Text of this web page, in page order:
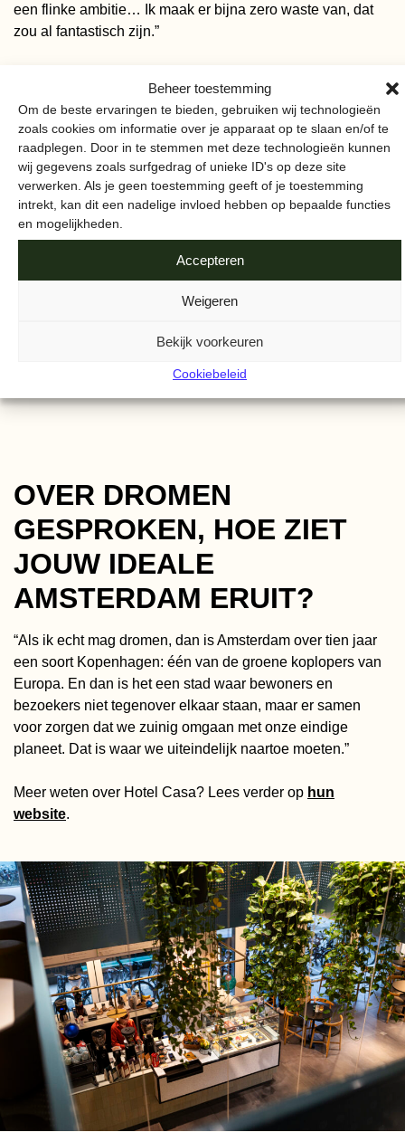
Beheer toestemming
Om de beste ervaringen te bieden, gebruiken wij technologieën
zoals cookies om informatie over je apparaat op te slaan en/of te
raadplegen. Door in te stemmen met deze technologieën kunnen
wij gegevens zoals surfgedrag of unieke ID's op deze site
verwerken. Als je geen toestemming geeft of je toestemming
intrekt, kan dit een nadelige invloed hebben op bepaalde functies
en mogelijkheden.
Accepteren
Weigeren
Bekijk voorkeuren
Cookiebeleid
een flinke ambitie… Ik maak er bijna zero waste van, dat
zou al fantastisch zijn.”
”ALS ONZE GASTEN ERVOOR
KIEZEN OM HUN DAGELIJKSE
SCHOONMAAK OVER TE
SLAAN, PLANTEN WIJ EEN
BOOM MET HOTELS FOR
TREES. INMIDDELS KUNNEN
WE HIERDOOR ZOVEEL
BOMEN PLANTEN DAT WE
HET WOON-WERKVERKEER
VAN AL ONZE MEDEWERKERS
KUNNEN COMPENSEREN.”
OVER DROMEN
GESPROKEN, HOE ZIET
JOUW IDEALE
AMSTERDAM ERUIT?
“Als ik echt mag dromen, dan is Amsterdam over tien jaar
een soort Kopenhagen: één van de groene koplopers van
Europa. En dan is het een stad waar bewoners en
bezoekers niet tegenover elkaar staan, maar er samen
voor zorgen dat we zuinig omgaan met onze eindige
planeet. Dat is waar we uiteindelijk naartoe moeten.”
Meer weten over Hotel Casa? Lees verder op hun
website.